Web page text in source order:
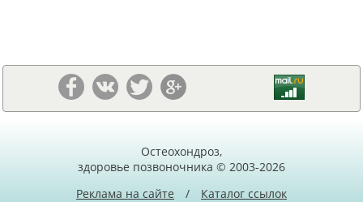
Остеохондроз,
здоровье позвоночника © 2003-2026
Реклама на сайте
/
Каталог ссылок